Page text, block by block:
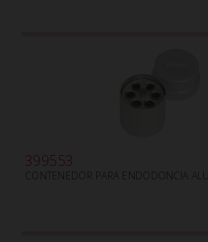
399553
CONTENEDOR PARA ENDODONCIA